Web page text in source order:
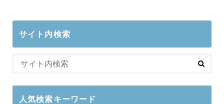
サイト内検索
人気検索キーワード